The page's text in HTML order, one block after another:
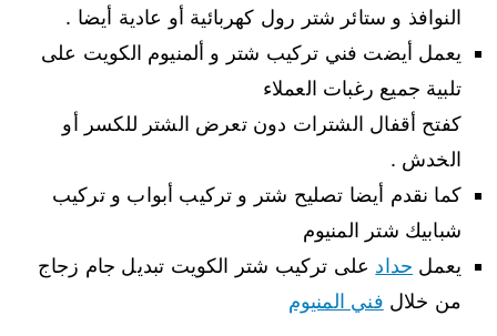
النوافذ و ستائر شتر رول كهربائية أو عادية أيضا .
يعمل أيضت فني تركيب شتر و ألمنيوم الكويت على
تلبية جميع رغبات العملاء
كفتح أقفال الشترات دون تعرض الشتر للكسر أو
الخدش .
كما نقدم أيضا تصليح شتر و تركيب أبواب و تركيب
شبابيك شتر المنيوم
يعمل حداد على تركيب شتر الكويت تبديل جام زجاج
من خلال فني المنيوم